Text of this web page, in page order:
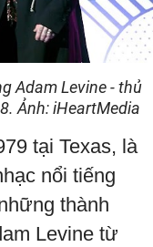
Adam Levine - thủ
Ảnh: iHeartMedia
tại Texas, là
nổi tiếng
thành
Levine từ